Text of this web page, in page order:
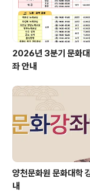
2026년 3분기 문화
좌 안내
양천문화원 문화대학
내